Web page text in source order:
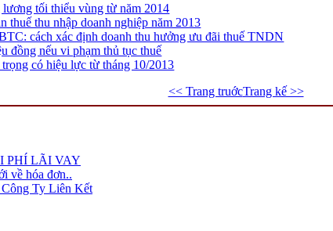
tối thiểu vùng từ năm 2014
thuế thu nhập doanh nghiệp năm 2013
cách xác định doanh thu hưởng ưu đãi thuế TNDN
đồng nếu vi phạm thủ tục thuế
trọng có hiệu lực từ tháng 10/2013
<< Trang truớcTrang kế >>
PHÍ LÃI VAY
về hóa đơn..
Ty Liên Kết